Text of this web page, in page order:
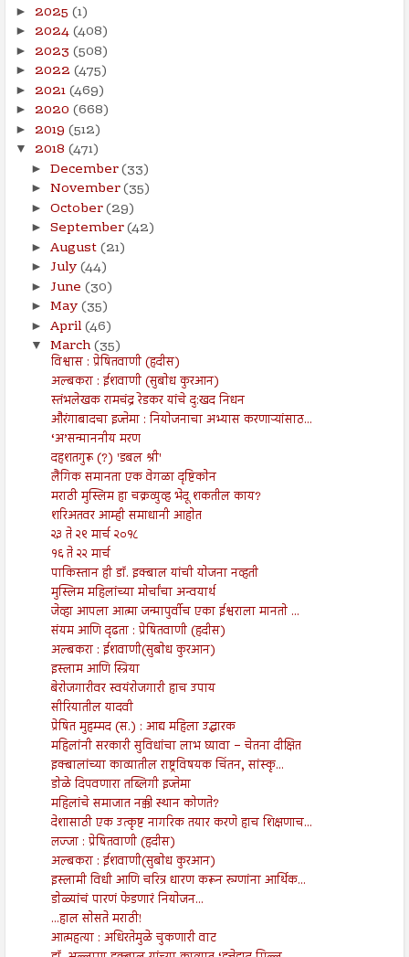
► 2025 (1)
► 2024(408)
► 2023 (508)
► 2022 (475)
► 2021(469)
► 2020 (668)
► 2019 (512)
▼ 2018 (471)
► December(33)
► November(35)
► October(29)
► September(42)
► August(21)
► July(44)
► June (30)
► May(35)
► April(46)
▼ March(35)
विश्वास : प्रेषितवाणी (हदीस)
अल्बकरा : ईशवाणी (सुबोध कुरआन)
स्तंभलेखक रामचंद्र रेडकर यांचे दु:खद निधन
औरंगाबादचा इज्तेमा : नियोजनाचा अभ्यास करणाऱ्यांसाठ...
‘अ’सन्माननीय मरण
दहशतगुरू (?) 'डबल श्री'
लैंगिक समानता एक वेगळा दृष्टिकोन
मराठी मुस्लिम हा चक्रव्युव्ह भेदू शकतील काय?
शरिअतवर आम्ही समाधानी आहोत
२३ ते २९ मार्च २०१८
१६ ते २२ मार्च
पाकिस्तान ही डॉ. इक्बाल यांची योजना नव्हती
मुस्लिम महिलांच्या मोर्चांचा अन्वयार्थ
जेव्हा आपला आत्मा जन्मापुर्वीच एका ईश्वराला मानतो ...
संयम आणि दृढता : प्रेषितवाणी (हदीस)
अल्बकरा : ईशवाणी(सुबोध कुरआन)
इस्लाम आणि स्त्रिया
बेरोजगारीवर स्वयंरोजगारी हाच उपाय
सीरियातील यादवी
प्रेषित मुहम्मद (स.) : आद्य महिला उद्धारक
महिलांनी सरकारी सुविधांचा लाभ घ्यावा – चेतना दीक्षित
इक्बालांच्या काव्यातील राष्ट्रविषयक चिंतन, सांस्कृ...
डोळे दिपवणारा तब्लिगी इज्तेमा
महिलांचे समाजात नक्की स्थान कोणते?
देशासाठी एक उत्कृष्ट नागरिक तयार करणे हाच शिक्षणाच...
लज्जा : प्रेषितवाणी (हदीस)
अल्बकरा : ईशवाणी(सुबोध कुरआन)
इस्लामी विधी आणि चरित्र धारण करून रुग्णांना आर्थिक...
डोळ्यांचं पारणं फेडणारं नियोजन...
...हाल सोसते मराठी!
आत्महत्या : अधिरतेमुळे चुकणारी वाट